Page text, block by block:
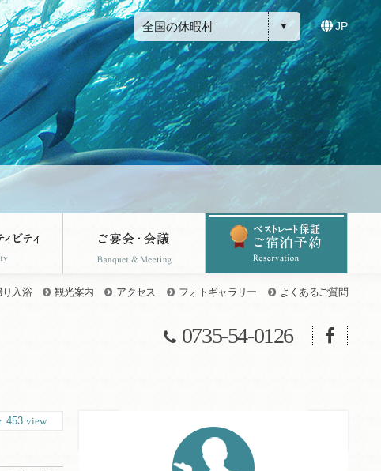
全国の休暇村 JP
り入浴 観光案内 アクセス フォトギャラリー よくあるご質問
0735-54-0126
453 view